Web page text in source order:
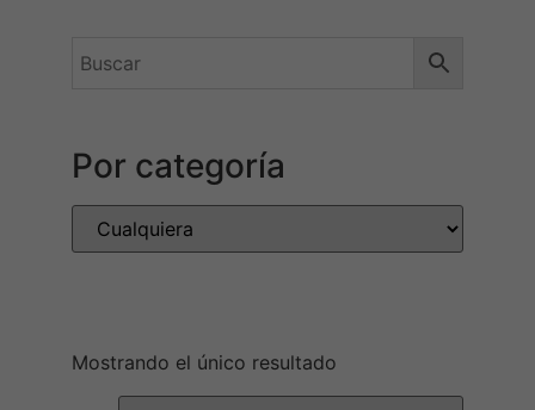
Por categoría
Mostrando el único resultado